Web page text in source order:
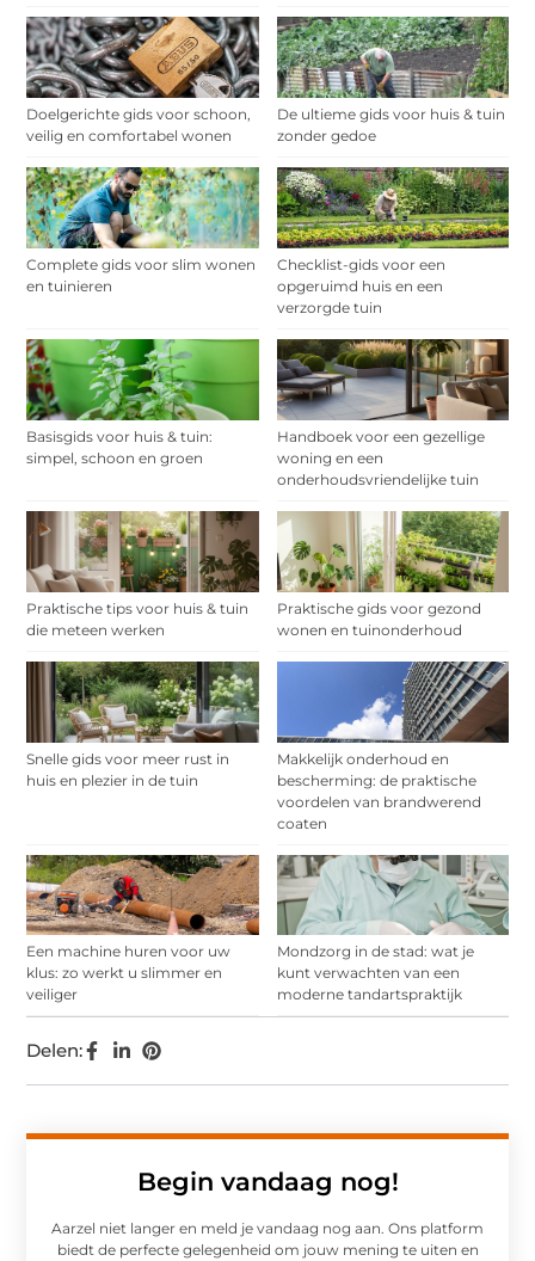
Doelgerichte gids voor schoon,
veilig en comfortabel wonen
De ultieme gids voor huis & tuin
zonder gedoe
Complete gids voor slim wonen
en tuinieren
Checklist-gids voor een
opgeruimd huis en een
verzorgde tuin
Basisgids voor huis & tuin:
simpel, schoon en groen
Handboek voor een gezellige
woning en een
onderhoudsvriendelijke tuin
Praktische tips voor huis & tuin
die meteen werken
Praktische gids voor gezond
wonen en tuinonderhoud
Snelle gids voor meer rust in
huis en plezier in de tuin
Makkelijk onderhoud en
bescherming: de praktische
voordelen van brandwerend
coaten
Een machine huren voor uw
klus: zo werkt u slimmer en
veiliger
Mondzorg in de stad: wat je
kunt verwachten van een
moderne tandartspraktijk
Begin vandaag nog!
Aarzel niet langer en meld je vandaag nog aan. Ons platform
biedt de perfecte gelegenheid om jouw mening te uiten en
Delen: